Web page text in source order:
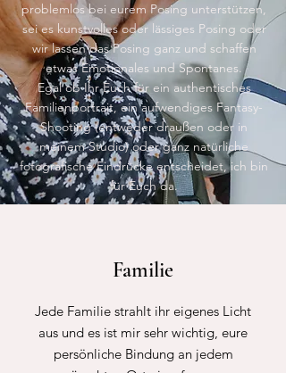
problemlos bei eurem Posing unterstützen,
sei es kunstvolles oder lässiges Posing oder
wir lassen das Posing ganz und schaffen
etwas Emotionales und Spontanes.
Egal ob Ihr Euch für ein authentisches
Familienportrait, ein aufwendiges Fantasy-
Shooting (entweder draußen oder in
meinem Studio) oder ganz natürliche
fotografische Eindrücke entscheidet, ich bin
für Euch da.
Familie
Jede Familie strahlt ihr eigenes Licht
aus und es ist mir sehr wichtig, eure
persönliche Bindung an jedem